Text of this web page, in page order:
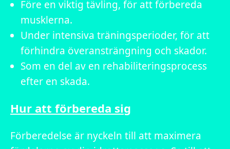
Före en viktig tävling, för att förbereda
musklerna.
Under intensiva träningsperioder, för att
förhindra överansträngning och skador.
Som en del av en rehabiliteringsprocess
efter en skada.
Hur att förbereda sig
Förberedelse är nyckeln till att maximera